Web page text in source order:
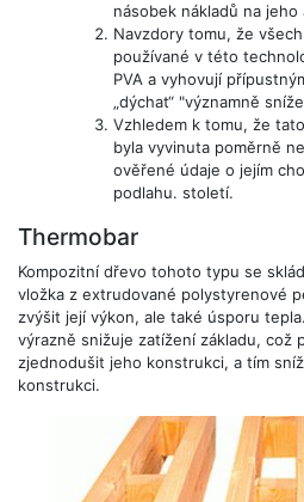
násobek nákladů na
Navzdory tomu, že
používané v této
PVA a vyhovují
„dýchat“ "významně
Vzhledem k tomu, že
byla vyvinuta poměrně
ověřené údaje o jejím
podlahu. století.
Thermobar
Kompozitní dřevo tohoto typu se
vložka z extrudované polystyrenové
zvýšit její výkon, ale také úsporu
výrazně snižuje zatížení základu, což
zjednodušit jeho konstrukci, a tím
konstrukci.